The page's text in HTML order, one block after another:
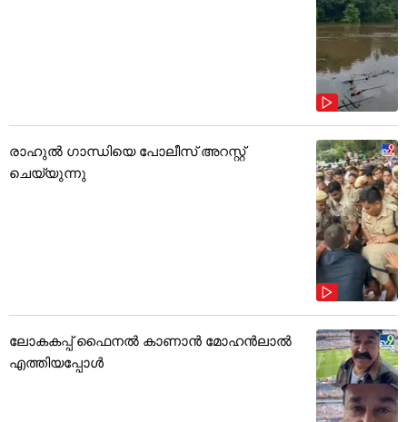
രാഹുൽ ഗാന്ധിയെ പോലീസ് അറസ്റ്റ്
ചെയ്യുന്നു
ലോകകപ്പ് ഫൈനൽ കാണാൻ മോഹൻലാൽ
എത്തിയപ്പോൾ